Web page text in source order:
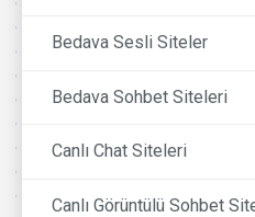
Bedava Sesli Siteler
Bedava Sohbet Siteleri
Canlı Chat Siteleri
Canlı Görüntülü Sohbet